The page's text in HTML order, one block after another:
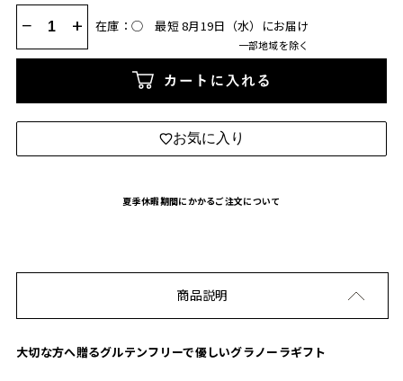
− + 在庫：◯ 最短 8月19日（水）にお届け
一部地域を除く
カートに入れる
お気に入り
夏季休暇期間にかかるご注文について
商品説明
大切な方へ贈るグルテンフリーで優しいグラノーラギフト